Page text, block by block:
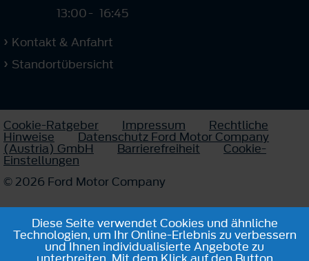
13:00- 16:45
Kontakt & Anfahrt
Standortübersicht
Cookie-Ratgeber Impressum Rechtliche
Hinweise Datenschutz Ford Motor Company
(Austria) GmbH Barrierefreiheit Cookie-
Einstellungen
© 2026 Ford Motor Company
Diese Seite verwendet Cookies und ähnliche
Technologien, um Ihr Online-Erlebnis zu verbessern
und Ihnen individualisierte Angebote zu